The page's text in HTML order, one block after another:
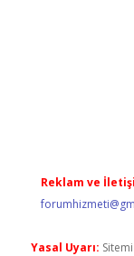
Reklam ve
Yasal Uyarı: